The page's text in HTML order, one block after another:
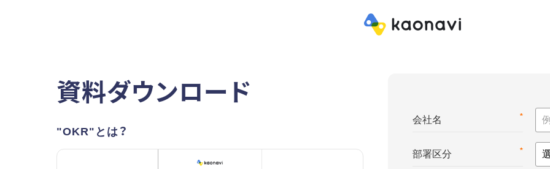
資料ダウンロード
"OKR"とは？
*
会社名
*
部署区分